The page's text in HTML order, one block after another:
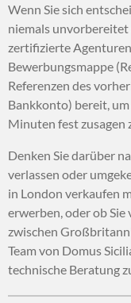
Wenn Sie sich
niemals unvorbereitet
zertifizierte
Bewerbungsmappe
Referenzen des
Bankkonto) bereit,
Minuten fest zusagen
Denken Sie darüber
verlassen oder
in London verkaufen
erwerben, oder ob Sie
zwischen
Team von Domus
technische Beratung